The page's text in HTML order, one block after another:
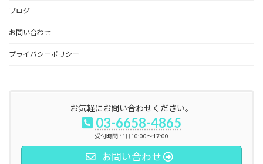
ブログ
お問い合わせ
プライバシーポリシー
お気軽にお問い合わせください。
03-6658-4865
受付時間 平日10:00～17:00
お問い合わせ